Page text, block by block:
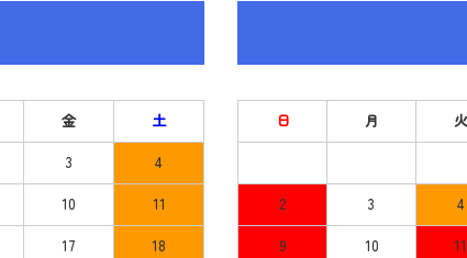
金
土
3
4
10
11
17
18
日 月 火
2
3 4
9
10 11